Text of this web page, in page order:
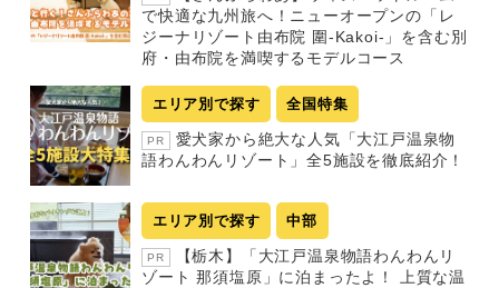
り
で快適な九州旅へ！ニューオープンの「レ
ジーナリゾート由布院 圍-Kakoi-」を含む別
府・由布院を満喫するモデルコース
エリア別で探す 全国特集
PR
愛犬家から絶大な人気「大江戸温泉物
語わんわんリゾート」全5施設を徹底紹介！
エリア別で探す 中部
PR
【栃木】「大江戸温泉物語わんわんリ
ゾート 那須塩原」に泊まったよ！ 上質な温